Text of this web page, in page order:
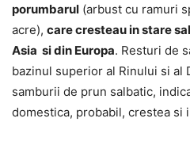
porumbarul (arbust cu ramuri
acre), care cresteau in stare
Asia si din Europa. Resturi de
bazinul superior al Rinului si al
samburii de prun salbatic,
domestica, probabil, crestea si